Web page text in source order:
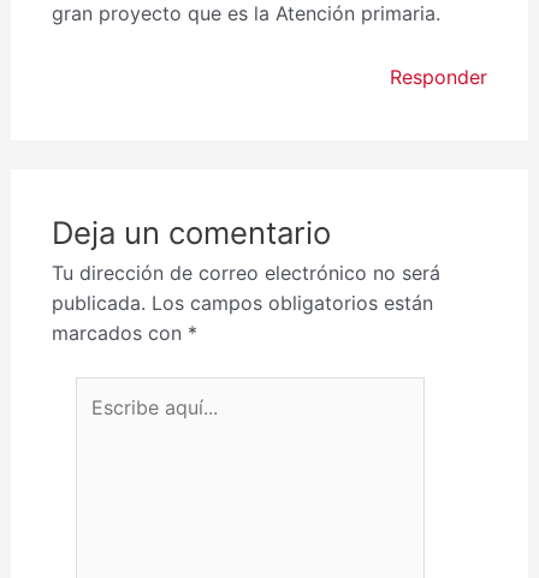
gran proyecto que es la Atención primaria.
Responder
Deja un comentario
Tu dirección de correo electrónico no será
publicada. Los campos obligatorios están
marcados con *